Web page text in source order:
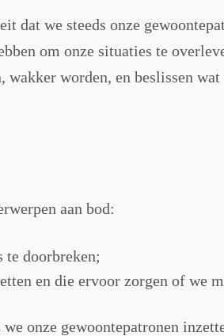
we steeds onze
om onze situaties te
wakker worden, en beslissen
aan bod:
te doorbreken;
en die ervoor zorgen of we
onze gewoontepatronen